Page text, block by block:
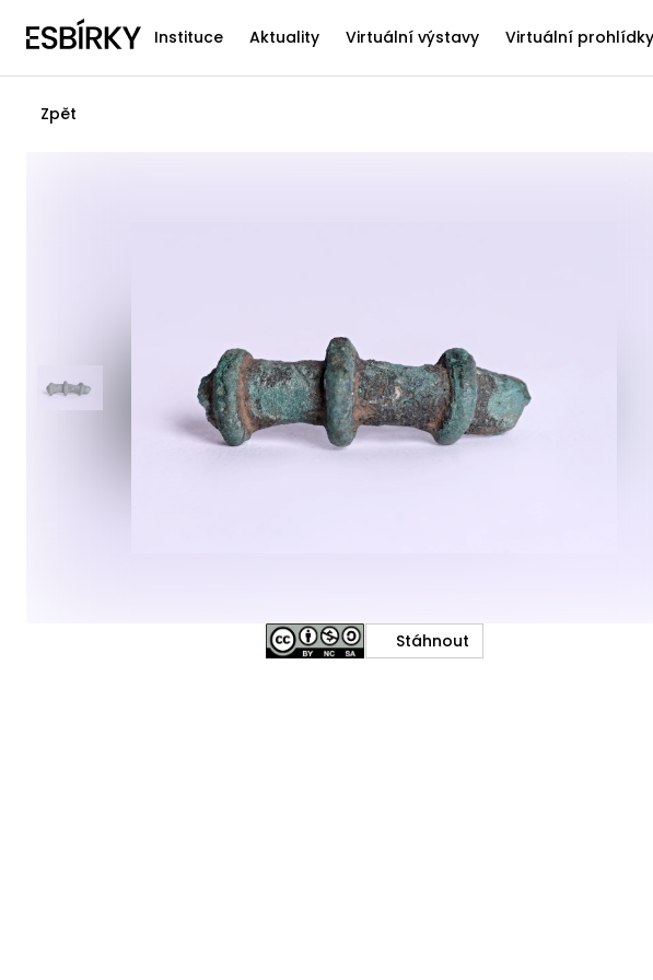
Instituce Aktuality Virtuální výstavy Virtuální prohlídky
Zpět
Stáhnout